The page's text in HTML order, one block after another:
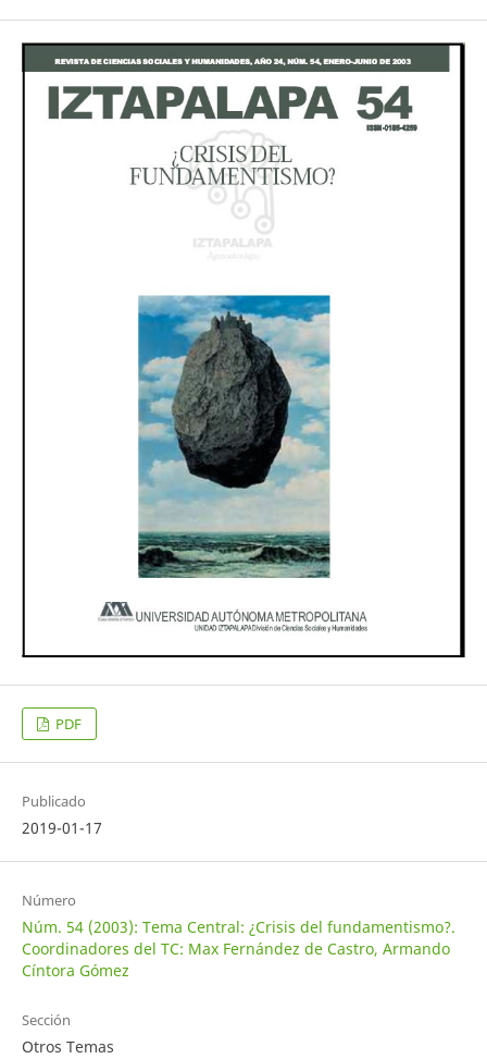
PDF
Publicado
2019-01-17
Número
Núm. 54 (2003): Tema Central: ¿Crisis del fundamentismo?.
Coordinadores del TC: Max Fernández de Castro, Armando
Cíntora Gómez
Sección
Otros Temas